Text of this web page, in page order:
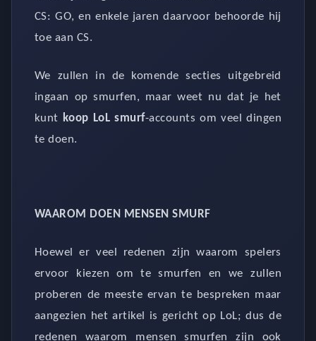
CS: GO, en enkele jaren daarvoor behoorde hij
toe aan CS.
We zullen in de komende secties uitgebreid
ingaan op smurfen, maar weet nu dat je het
kunt koop LoL smurf-accounts om veel dingen
te doen.
WAAROM DOEN MENSEN SMURF
Hoewel er veel redenen zijn waarom spelers
ervoor kiezen om te smurfen en we zullen
proberen de meeste ervan te bespreken maar
aangezien het artikel is gericht op LoL; dus de
redenen waarom mensen smurfen zijn ook